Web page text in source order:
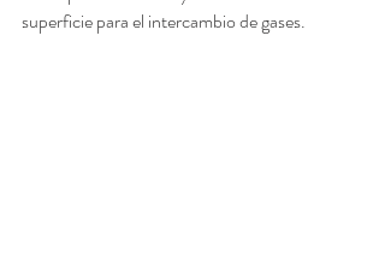
superficie para el intercambio de gases.